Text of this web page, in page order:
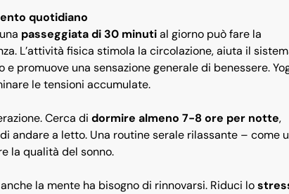
quotidiano
passeggiata di 30 minutial giorno può fare la
L’attività fisica stimola la circolazione, aiuta il
e promuove una sensazione generale di benessere.
le tensioni accumulate.
Cerca di dormire almeno 7-8 ore per notte,
andare a letto. Una routine serale rilassante – come
la qualità del sonno.
la mente ha bisogno di rinnovarsi. Riduci lo